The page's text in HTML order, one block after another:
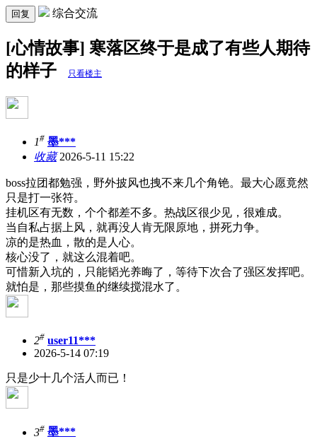
回复 综合交流
[心情故事] 寒落区终于是成了有些人期待
的样子
只看楼主
1# 墨***
收藏2026-5-11 15:22
boss拉团都勉强，野外披风也拽不来几个角铯。最大心愿竟然
只是打一张符。
挂机区有无数，个个都差不多。热战区很少见，很难成。
当自私占据上风，就再没人肯无限原地，拼死力争。
凉的是热血，散的是人心。
核心没了，就这么混着吧。
可惜新入坑的，只能韬光养晦了，等待下次合了强区发挥吧。
就怕是，那些摸鱼的继续搅混水了。
2# user11***
2026-5-14 07:19
只是少十几个活人而已！
3# 墨***